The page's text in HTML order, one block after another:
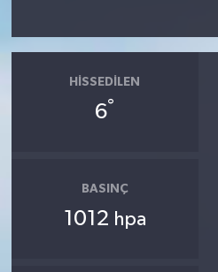
HISSEDILEN
6°
BASINÇ
1012 hpa